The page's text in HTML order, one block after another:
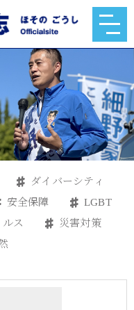
ダイバーシティ
安全保障
LGBT
ス
災害対策